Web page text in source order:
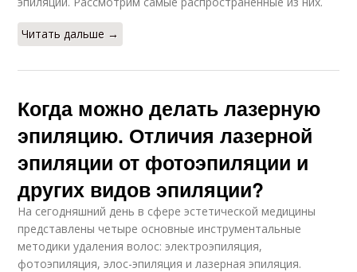
Читать дальше →
Когда можно делать лазерную
эпиляцию. Отличия лазерной
эпиляции от фотоэпиляции и
других видов эпиляции?
На сегодняшний день в сфере эстетической медицины
представлены четыре основные инструментальные
методики удаления волос: электроэпиляция,
фотоэпиляция, элос-эпиляция и лазерная эпиляция.